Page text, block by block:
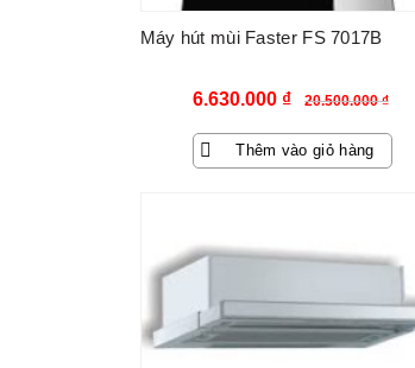
Máy hút mùi Faster FS 7017B
20.500.000₫
Giá
gốc
là:
6.630.000 ₫
Giá
hiện
tại
6.630.000 ₫.
Thêm vào giỏ hàng